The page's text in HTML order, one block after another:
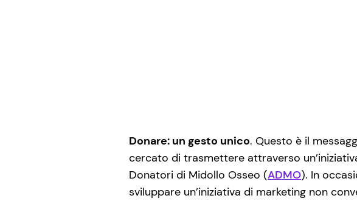
Donare: un gesto unico. Questo è il
cercato di trasmettere attraverso
Donatori di Midollo Osseo (ADMO). In
sviluppare un’iniziativa di marketing non